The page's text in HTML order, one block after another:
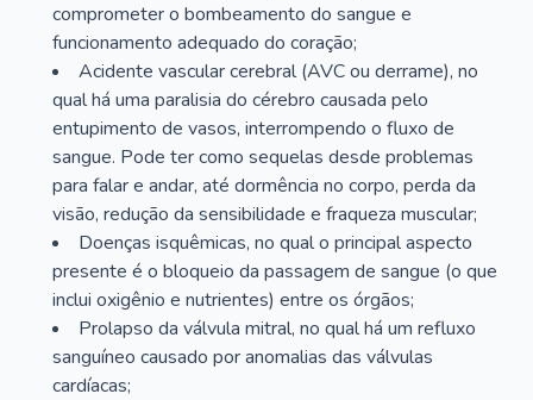
comprometer o bombeamento do sangue e
funcionamento adequado do coração;
Acidente vascular cerebral (AVC ou derrame), no
qual há uma paralisia do cérebro causada pelo
entupimento de vasos, interrompendo o fluxo de
sangue. Pode ter como sequelas desde problemas
para falar e andar, até dormência no corpo, perda da
visão, redução da sensibilidade e fraqueza muscular;
Doenças isquêmicas, no qual o principal aspecto
presente é o bloqueio da passagem de sangue (o que
inclui oxigênio e nutrientes) entre os órgãos;
Prolapso da válvula mitral, no qual há um refluxo
sanguíneo causado por anomalias das válvulas
cardíacas;